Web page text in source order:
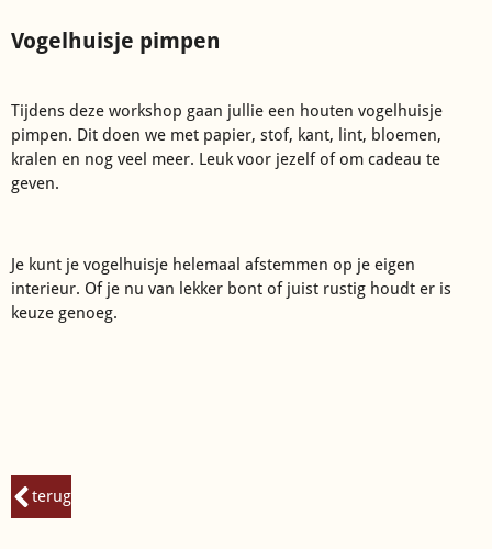
Vogelhuisje pimpen
Tijdens deze workshop gaan jullie een houten vogelhuisje
pimpen. Dit doen we met papier, stof, kant, lint, bloemen,
kralen en nog veel meer. Leuk voor jezelf of om cadeau te
geven.
Je kunt je vogelhuisje helemaal afstemmen op je eigen
interieur. Of je nu van lekker bont of juist rustig houdt er is
keuze genoeg.
terug